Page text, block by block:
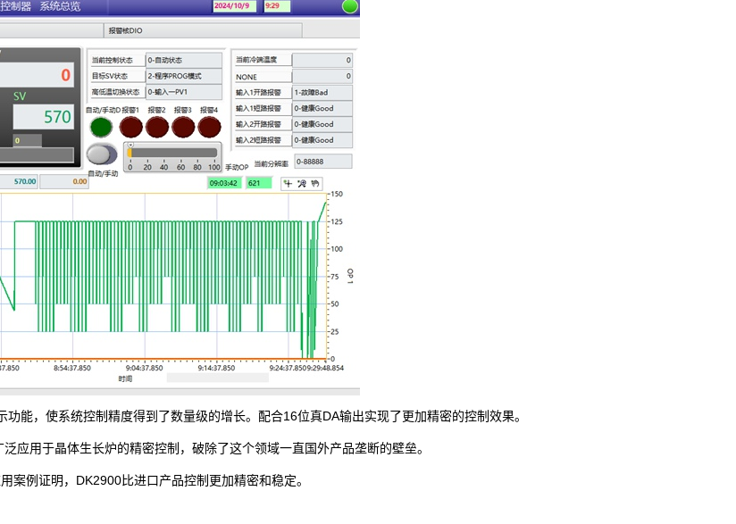
功能，使系统控制精度得到了数量级的增长。配合16位真DA输出实现了更加精密的控制效果。
应用于晶体生长炉的精密控制，破除了这个领域一直国外产品垄断的壁垒。
案例证明，DK2900比进口产品控制更加精密和稳定。